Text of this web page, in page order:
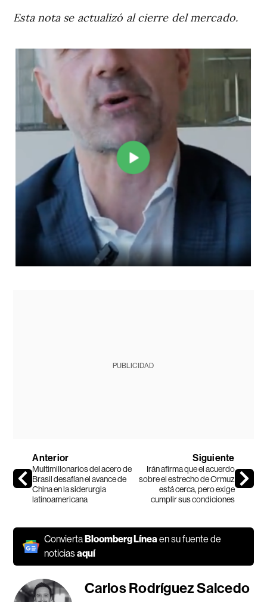
Esta nota se actualizó al cierre del mercado.
PUBLICIDAD
Anterior
Multimillonarios del acero de
Brasil desafían el avance de
China en la siderurgia
latinoamericana
Siguiente
Irán afirma que el acuerdo
sobre el estrecho de Ormuz
está cerca, pero exige
cumplir sus condiciones
ConviertaBloomberg Líneaen su fuente de
noticiasaquí
Carlos Rodríguez Salcedo